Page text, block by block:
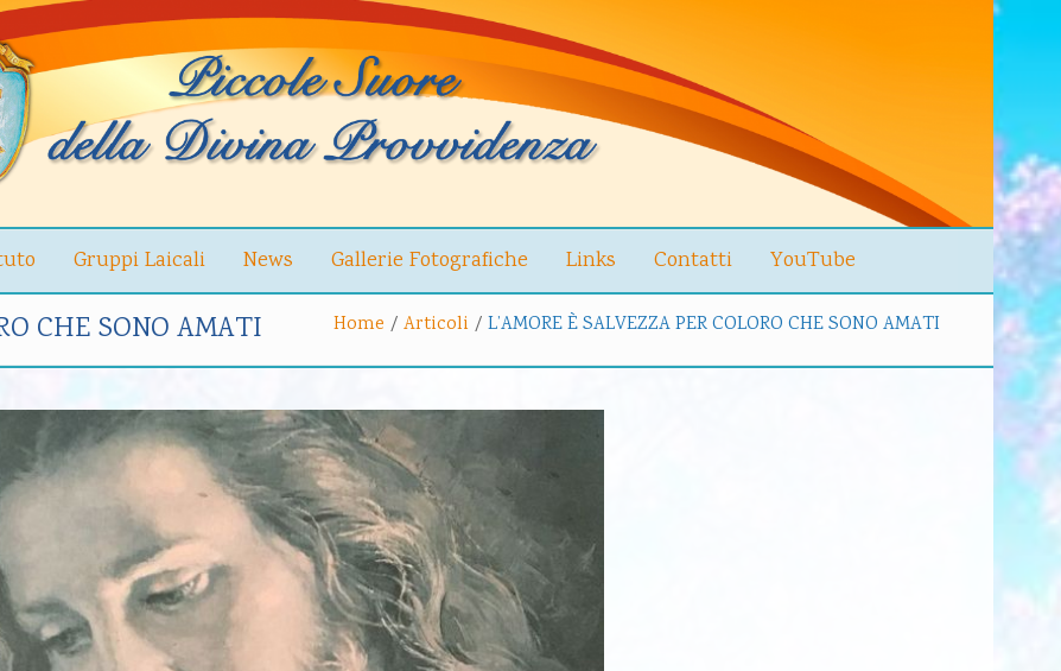
Gruppi Laicali News Gallerie Fotografiche Links Contatti YouTube
CHE SONO AMATI Home / Articoli / L’AMORE È SALVEZZA PER COLORO CHE SONO AMATI